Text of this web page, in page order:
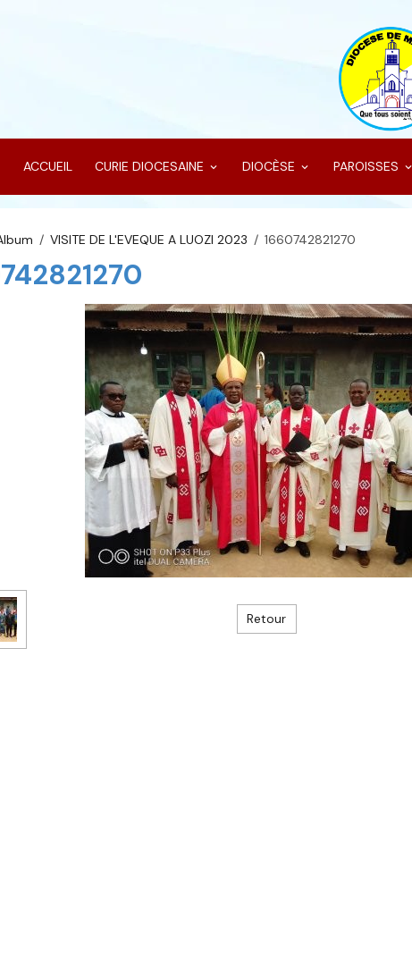
ACCUEIL CURIE DIOCESAINE DIOCÈSE PAROISSES
VISITE DE L'EVEQUE A LUOZI 2023 1660742821270
Retour